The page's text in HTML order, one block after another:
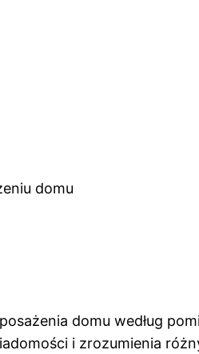
domu według
i zrozumienia